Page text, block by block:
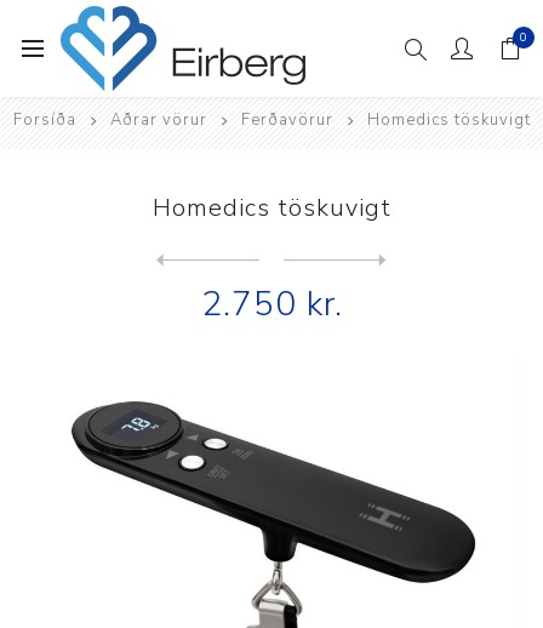
0
Forsíða Aðrar vörur Ferðavörur Homedics töskuvigt
Homedics töskuvigt
2.750 kr.